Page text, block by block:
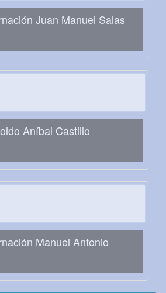
Juan Manuel Salas
Aníbal Castillo
Manuel Antonio